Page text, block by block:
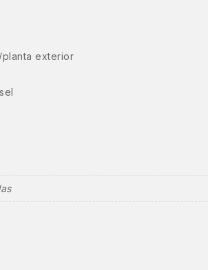
exterior